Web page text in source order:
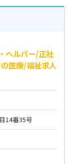
ヘルパー/正社
医療/福祉求人
14番35号